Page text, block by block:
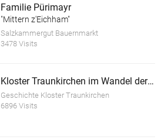
Familie Pürimayr
"Mittern z'Eichham"
Salzkammergut Bauernmarkt
3478 Visits
Kloster Traunkirchen im Wandel der Zeit (Auszug)
Geschichte Kloster Traunkirchen
6896 Visits